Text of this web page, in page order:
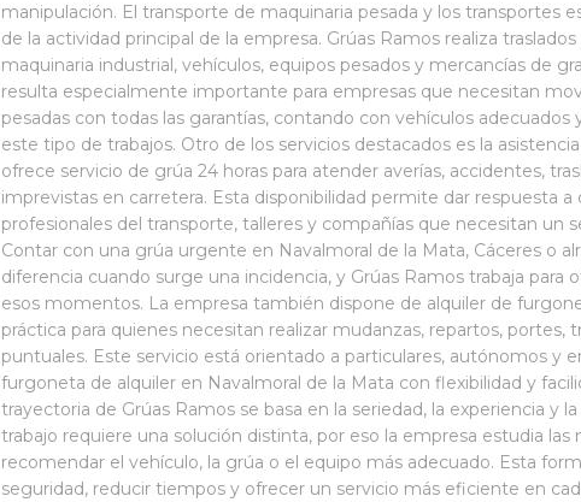
manipulación. El transporte de maquinaria pesada y los transportes
de la actividad principal de la empresa. Grúas Ramos realiza
maquinaria industrial, vehículos, equipos pesados y mercancías de
resulta especialmente importante para empresas que necesitan
pesadas con todas las garantías, contando con vehículos adecuados
este tipo de trabajos. Otro de los servicios destacados es la
ofrece servicio de grúa 24 horas para atender averías, accidentes,
imprevistas en carretera. Esta disponibilidad permite dar respuesta
profesionales del transporte, talleres y compañías que necesitan un
Contar con una grúa urgente en Navalmoral de la Mata, Cáceres o
diferencia cuando surge una incidencia, y Grúas Ramos trabaja para
esos momentos. La empresa también dispone de alquiler de
práctica para quienes necesitan realizar mudanzas, repartos, portes,
puntuales. Este servicio está orientado a particulares, autónomos y
furgoneta de alquiler en Navalmoral de la Mata con flexibilidad y
trayectoria de Grúas Ramos se basa en la seriedad, la experiencia y
trabajo requiere una solución distinta, por eso la empresa estudia las
recomendar el vehículo, la grúa o el equipo más adecuado. Esta
seguridad, reducir tiempos y ofrecer un servicio más eficiente en